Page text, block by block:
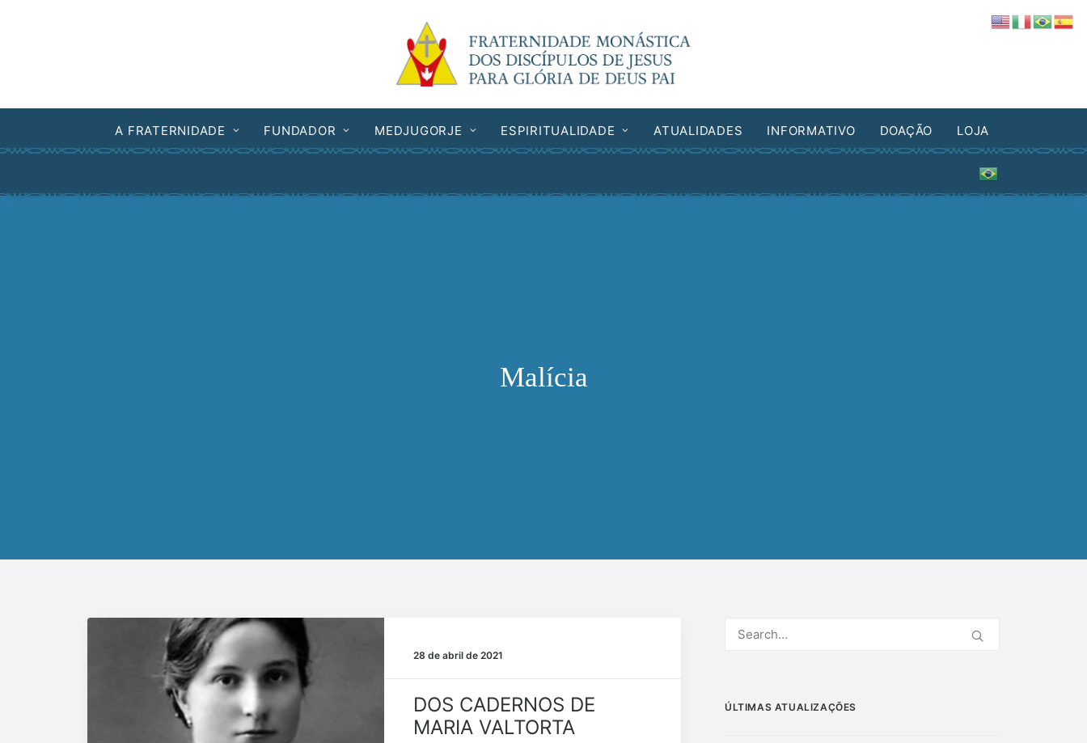
A FRATERNIDADE FUNDADOR MEDJUGORJE ESPIRITUALIDADE ATUALIDADES INFORMATIVO DOAÇÃO LOJA
Malícia
28 de abril de 2021
DOS CADERNOS DE
MARIA VALTORTA
ÚLTIMAS ATUALIZAÇÕES